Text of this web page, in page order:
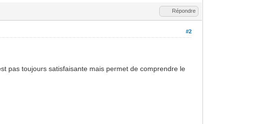
Répondre
#2
pas toujours satisfaisante mais permet de comprendre le